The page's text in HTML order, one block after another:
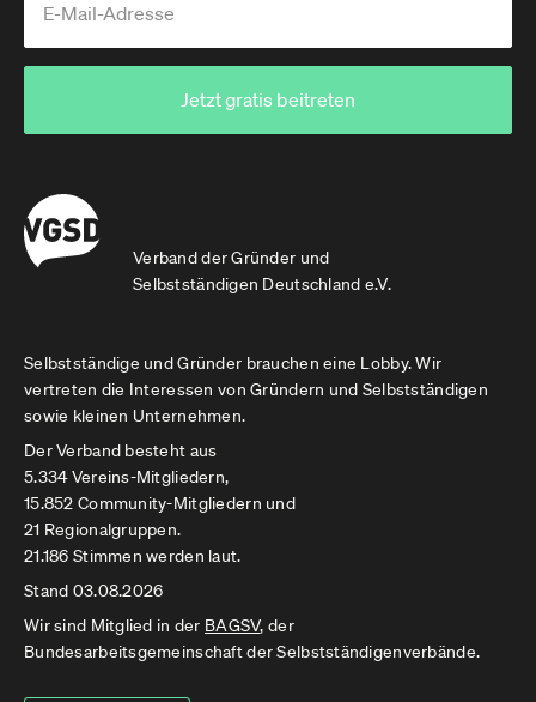
Verband der Gründer und
Selbstständigen Deutschland e.V.
Jetzt gratis beitreten
Selbstständige und Gründer brauchen eine Lobby. Wir
vertreten die Interessen von Gründern und Selbstständigen
sowie kleinen Unternehmen.
Der Verband besteht aus
5.334 Vereins-Mitgliedern,
15.852 Community-Mitgliedern und
21 Regionalgruppen.
21.186 Stimmen werden laut.
Stand 03.08.2026
Wir sind Mitglied in der BAGSV, der
Bundesarbeitsgemeinschaft der Selbstständigenverbände.